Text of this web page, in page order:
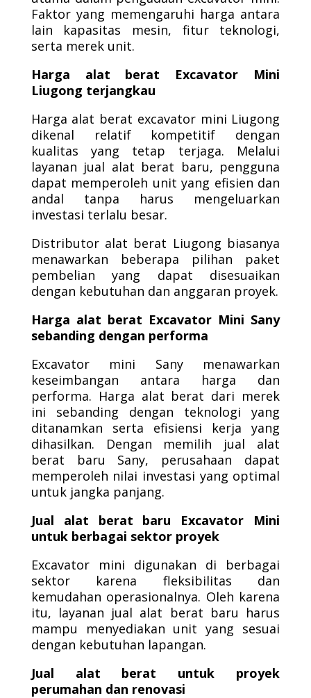
Faktor yang memengaruhi harga antara
lain kapasitas mesin, fitur teknologi,
serta merek unit.
Harga alat berat Excavator Mini
Liugong terjangkau
Harga alat berat excavator mini Liugong
dikenal relatif kompetitif dengan
kualitas yang tetap terjaga. Melalui
layanan jual alat berat baru, pengguna
dapat memperoleh unit yang efisien dan
andal tanpa harus mengeluarkan
investasi terlalu besar.
Distributor alat berat Liugong biasanya
menawarkan beberapa pilihan paket
pembelian yang dapat disesuaikan
dengan kebutuhan dan anggaran proyek.
Harga alat berat Excavator Mini Sany
sebanding dengan performa
Excavator mini Sany menawarkan
keseimbangan antara harga dan
performa. Harga alat berat dari merek
ini sebanding dengan teknologi yang
ditanamkan serta efisiensi kerja yang
dihasilkan. Dengan memilih jual alat
berat baru Sany, perusahaan dapat
memperoleh nilai investasi yang optimal
untuk jangka panjang.
Jual alat berat baru Excavator Mini
untuk berbagai sektor proyek
Excavator mini digunakan di berbagai
sektor karena fleksibilitas dan
kemudahan operasionalnya. Oleh karena
itu, layanan jual alat berat baru harus
mampu menyediakan unit yang sesuai
dengan kebutuhan lapangan.
Jual alat berat untuk proyek
perumahan dan renovasi